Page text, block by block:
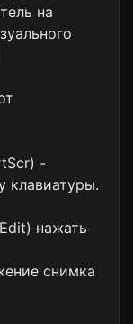
на
-
клавиатуры.
нажать
снимка